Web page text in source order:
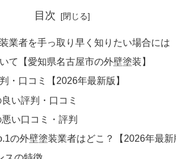
目次
業者を手っ取り早く知りたい場合には
て【愛知県名古屋市の外壁塗装】
・口コミ【2026年最新版】
い評判・口コミ
い口コミ・評判
の外壁塗装業者はどこ？【2026年最新